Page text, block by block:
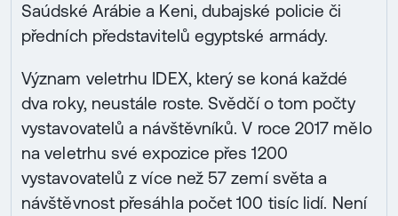
Saúdské Arábie a Keni, dubajské policie či
předních představitelů egyptské armády.
Význam veletrhu IDEX, který se koná každé
dva roky, neustále roste. Svědčí o tom počty
vystavovatelů a návštěvníků. V roce 2017 mělo
na veletrhu své expozice přes 1200
vystavovatelů z více než 57 zemí světa a
návštěvnost přesáhla počet 100 tisíc lidí. Není